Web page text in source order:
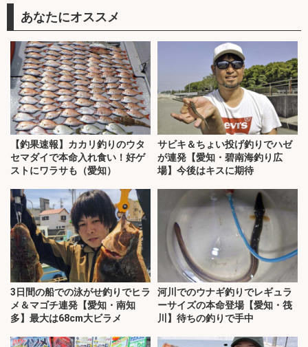
あなたにオススメ
【釣果速報】カカリ釣りのウタ
セマダイで本命入れ食い！好ゲ
ストにワラサも（愛知）
サビキ＆ちょい投げ釣りでハゼ
が連発【愛知・碧南海釣り広
場】今後はキスに期待
3日間の船での泳がせ釣りでヒラ
メ＆マゴチ連発【愛知・南知
多】最大は68cm大ビラメ
河川でのウナギ釣りでレギュラ
ーサイズの本命登場【愛知・筏
川】待ちの釣りで手中